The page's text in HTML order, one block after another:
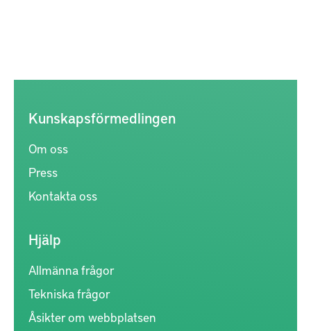
Kunskapsförmedlingen
Om oss
Press
Kontakta oss
Hjälp
Allmänna frågor
Tekniska frågor
Åsikter om webbplatsen